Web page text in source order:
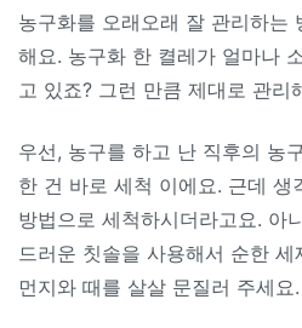
농구화를 오래오래 잘 관리하는
해요. 농구화 한 켤레가 얼마나
고 있죠? 그런 만큼 제대로 관리
우선, 농구를 하고 난 직후의 농
한 건 바로 세척 이에요. 근데 생
방법으로 세척하시더라고요. 아
드러운 칫솔을 사용해서 순한
먼지와 때를 살살 문질러 주세요.